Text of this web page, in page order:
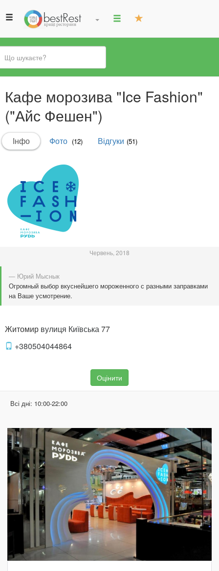
Ви
є
тут
Кафе морозива "Ice Fashion"
("Айс Фешен")
Первинні
вкладки
Інфо(активна
вкладка)
Фото (12) Відгуки (51)
Червень, 2018
— Юрий Мыснык
Огромный выбор вкуснейшего мороженного с разными заправками
на Ваше усмотрение.
Житомир вулиця Київська77
+380504044864
Оцінити
Всі дні: 10:00-22:00